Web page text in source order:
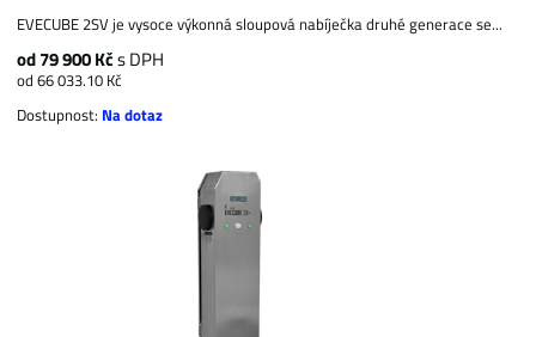
EVECUBE 2SV je vysoce výkonná sloupová nabíječka druhé generace se...
od 79 900 Kčs DPH
od 66 033.10 Kč
Dostupnost: Na dotaz